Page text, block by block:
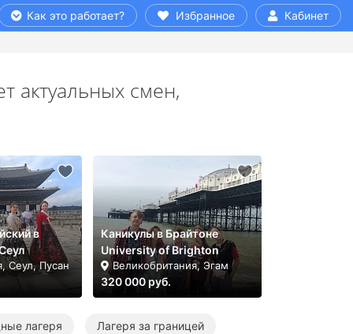
Как это работает? Избранное Кабинет
актуальных смен,
в
Сеул, Пусан
Каникулы в Брайтоне
University of Brighton
Великобритания, Эгам
320 000 руб.
лагеря Лагеря за границей